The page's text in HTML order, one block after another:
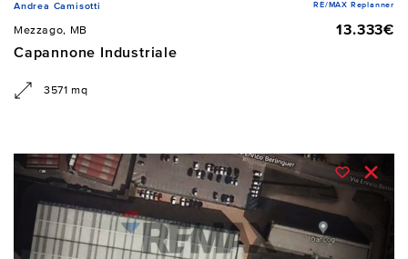
Andrea Camisotti RE/MAX Replanner
Mezzago, MB
13.333€
Capannone Industriale
3571 mq